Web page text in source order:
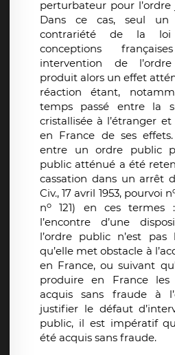
perturbateur pour
Dans ce cas, seul
contrariété de la loi
conceptions
intervention de
produit alors un effet
réaction étant,
temps passé entre la
cristallisée à l’étranger
en France de ses
entre un ordre public
public atténué a été
cassation dans un arrêt
Civ., 17 avril 1953, pourvoi n
no
121) en ces
l’encontre d’une
l’ordre public n’est
qu’elle met obstacle à
en France, ou suivant
produire en France
acquis sans fraude à
justifier le défaut
public, il est impératif
été acquis sans fraude.